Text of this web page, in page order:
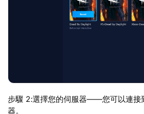
步驟 2:選擇您的伺服器——您可以連接
器。